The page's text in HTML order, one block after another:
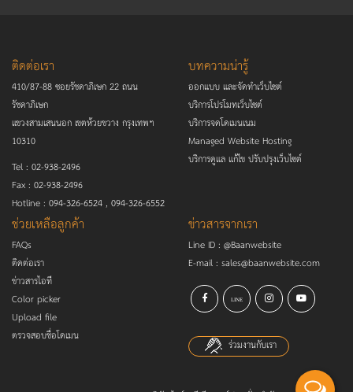
ติดต่อเรา
410/87-88 ซอยรัชดาภิเษก 22 ถนน
รัชดาภิเษก
แขวงสามเสนนอก เขตห้วยขวาง กรุงเทพฯ
10310
Tel : 02-938-2496
Fax : 02-938-2496
Hotline : 094-326-6524, 094-326-6552
บทความน่ารู้
ออกแบบ และจัดทำเว็บไซต์
บริการโปรโมทเว็บไซต์
บริการจดโดเมนเนม
Managed Website Hosting
บริการดูแล แก้ไข ปรับปรุงเว็บไซต์
ช่วยเหลือลูกค้า
FAQs
ติดต่อเรา
ข่าวสารไอที
Color picker
Upload file
ตรวจสอบชื่อโดเมน
ข่าวสารจากเรา
Line ID : @Baanwebsite
E-mail : sales@baanwebsite.com
LINE
ร่วมงานกับเรา